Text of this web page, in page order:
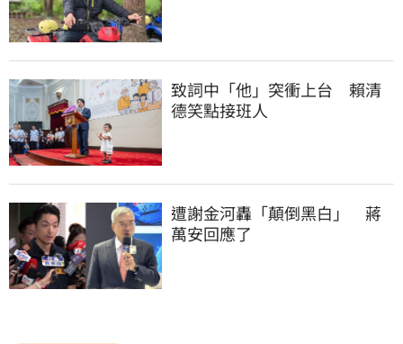
致詞中「他」突衝上台　賴清
德笑點接班人
遭謝金河轟「顛倒黑白」　蔣
萬安回應了